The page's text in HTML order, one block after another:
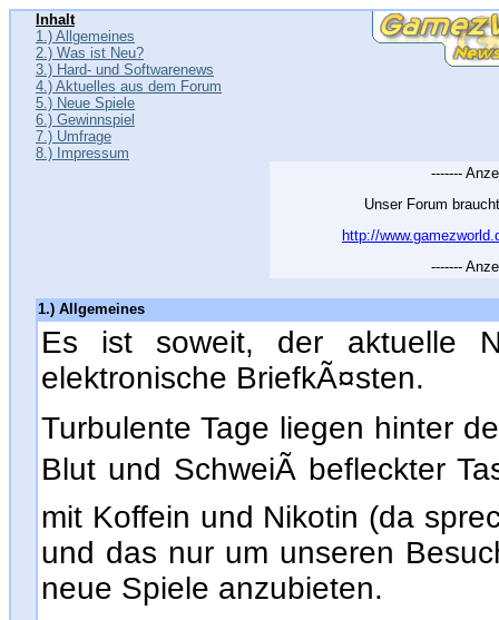
Inhalt
1.) Allgemeines
2.) Was ist Neu?
3.) Hard- und Softwarenews
4.) Aktuelles aus dem Forum
5.) Neue Spiele
6.) Gewinnspiel
7.) Umfrage
8.) Impressum
-------
Unser Forum
http://
-------
1.) Allgemeines
Es ist soweit, der aktuelle
elektronische BriefkÃ¤sten.
Turbulente Tage liegen hinter
Blut und SchweiÃ befleckter
mit Koffein und Nikotin (da
und das nur um unseren
neue Spiele anzubieten.